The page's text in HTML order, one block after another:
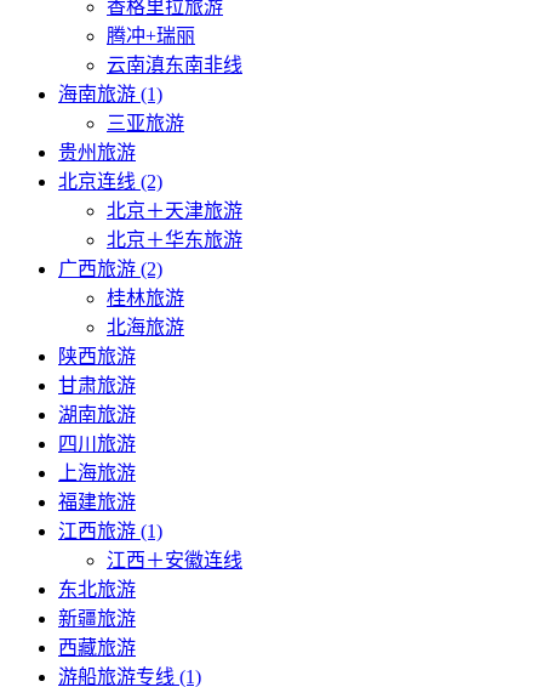
香格里拉旅游
腾冲+瑞丽
云南滇东南非线
海南旅游 (1)
三亚旅游
贵州旅游
北京连线 (2)
北京＋天津旅游
北京＋华东旅游
广西旅游 (2)
桂林旅游
北海旅游
陕西旅游
甘肃旅游
湖南旅游
四川旅游
上海旅游
福建旅游
江西旅游 (1)
江西＋安徽连线
东北旅游
新疆旅游
西藏旅游
游船旅游专线 (1)